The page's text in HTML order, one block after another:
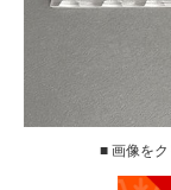
■ 画像を